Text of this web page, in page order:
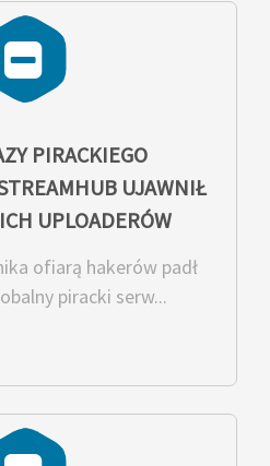
PIRACKIEGO
UJAWNIŁ
UPLOADERÓW
ofiarą hakerów padł
piracki serw...